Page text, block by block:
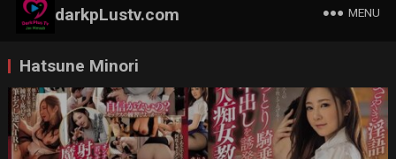
darkpLustv.com MENU
Hatsune Minori